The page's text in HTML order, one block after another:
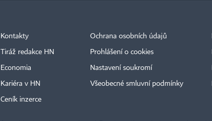
Kontakty
Tiráž redakce HN
Economia
Kariéra v HN
Ceník inzerce
Ochrana osobních údajů
Prohlášení o cookies
Nastavení soukromí
Všeobecné smluvní podmínky